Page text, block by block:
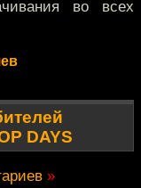
во всех
DAYS
»